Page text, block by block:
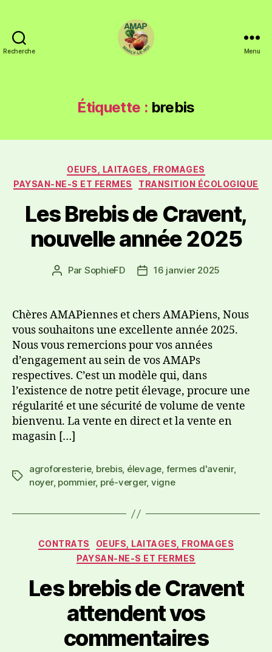
Recherche Menu
Étiquette : brebis
OEUFS, LAITAGES, FROMAGES
PAYSAN-NE-S ET FERMES
TRANSITION ÉCOLOGIQUE
Les Brebis de Cravent,
nouvelle année 2025
Par SophieFD 16 janvier 2025
Chères AMAPiennes et chers AMAPiens, Nous
vous souhaitons une excellente année 2025.
Nous vous remercions pour vos années
d’engagement au sein de vos AMAPs
respectives. C’est un modèle qui, dans
l’existence de notre petit élevage, procure une
régularité et une sécurité de volume de vente
bienvenu. La vente en direct et la vente en
magasin […]
agroforesterie, brebis, élevage, fermes d'avenir,
noyer, pommier, pré-verger, vigne
CONTRATS
OEUFS, LAITAGES, FROMAGES
PAYSAN-NE-S ET FERMES
Les brebis de Cravent
attendent vos
commentaires